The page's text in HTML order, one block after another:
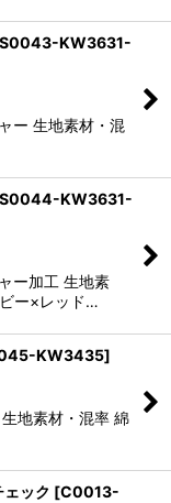
S0043-KW3631-
ー 生地素材・混
S0044-KW3631-
ー加工 生地素
ー×レッド…
KW3435]
地素材・混率 綿
ック [C0013-